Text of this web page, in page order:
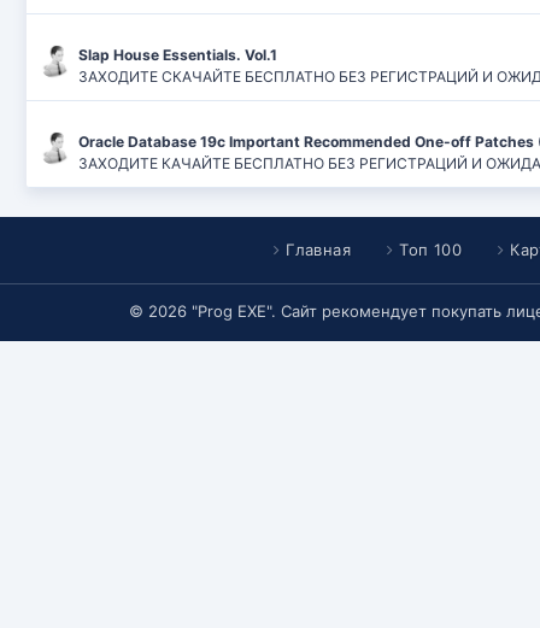
Slap House Essentials. Vol.1
ЗАХОДИТЕ СКАЧАЙТЕ БЕСПЛАТНО БЕЗ РЕГИСТРАЦИЙ И
Oracle Database 19c Important Recommended One-off Patches
ЗАХОДИТЕ КАЧАЙТЕ БЕСПЛАТНО БЕЗ РЕГИСТРАЦИЙ И
Главная Топ 100
© 2026 "Prog EXE". Сайт рекомендует покупать